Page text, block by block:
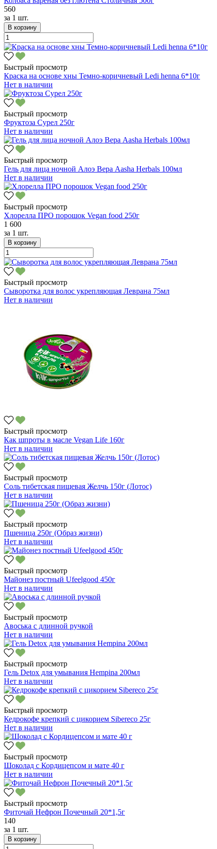
560
за 1 шт.
В корзину
Быстрый просмотр
Краска на основе хны Темно-коричневый Ledi henna 6*10г
Нет в наличии
Быстрый просмотр
Фруктоза Сурел 250г
Нет в наличии
Быстрый просмотр
Гель для лица ночной Алоэ Вера Aasha Herbals 100мл
Нет в наличии
Быстрый просмотр
Хлорелла ПРО порошок Vegan food 250г
1 600
за 1 шт.
В корзину
Быстрый просмотр
Сыворотка для волос укрепляющая Леврана 75мл
Нет в наличии
Быстрый просмотр
Как шпроты в масле Vegan Life 160г
Нет в наличии
Быстрый просмотр
Соль тибетская пищевая Желчь 150г (Лотос)
Нет в наличии
Быстрый просмотр
Пшеница 250г (Образ жизни)
Нет в наличии
Быстрый просмотр
Майонез постный Ufeelgood 450г
Нет в наличии
Быстрый просмотр
Авоська с длинной ручкой
Нет в наличии
Быстрый просмотр
Гель Detox для умывания Hempina 200мл
Нет в наличии
Быстрый просмотр
Кедрокофе крепкий с цикорием Sibereco 25г
Нет в наличии
Быстрый просмотр
Шоколад с Кордицепсом и мате 40 г
Нет в наличии
Быстрый просмотр
Фиточай Нефрон Почечный 20*1,5г
140
за 1 шт.
В корзину